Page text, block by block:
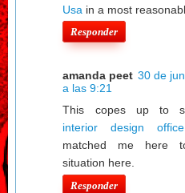
Usa in a most
Responder
amanda peet 30 de
a las 9:21
This copes up to
interior design
matched me here
situation here.
Responder